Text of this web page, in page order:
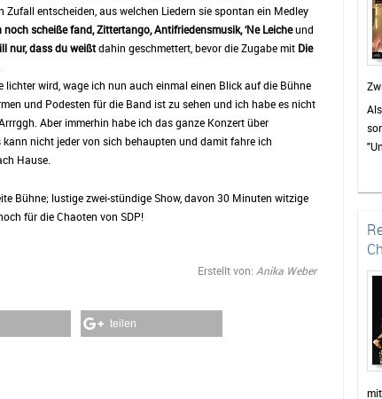
entscheiden, aus welchen Liedern sie spontan ein Medley
scheiße fand, Zittertango, Antifriedensmusik, ‘Ne Leicheund
nur, dass du weißtdahin geschmettert, bevor die Zugabe mit Die
wird, wage ich nun auch einmal einen Blick auf die Bühne
und Podesten für die Band ist zu sehen und ich habe es nicht
Aber immerhin habe ich das ganze Konzert über
nicht jeder von sich behaupten und damit fahre ich
Hause.
Bühne; lustige zwei-stündige Show, davon 30 Minuten witzige
für die Chaoten von SDP!
Erstellt von: Anika Weber
teilen